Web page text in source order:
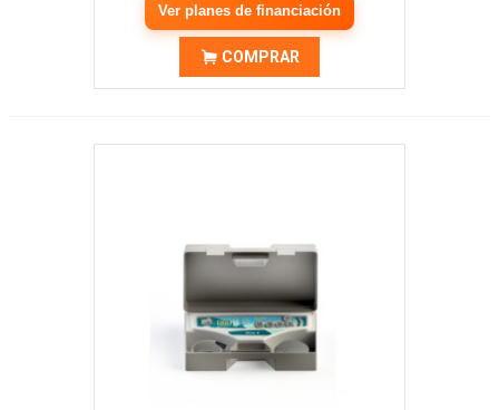
Ver planes de financiación
COMPRAR